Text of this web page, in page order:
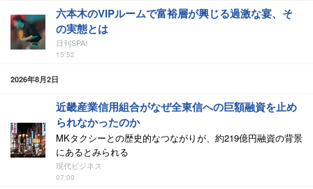
六本木のVIPルームで富裕層が興じる過激な宴、そ
の実態とは
日刊SPA!
15:52
2026年8月2日
近畿産業信用組合がなぜ全東信への巨額融資を止め
られなかったのか
MKタクシーとの歴史的なつながりが、約219億円融資の背景
にあるとみられる
現代ビジネス
07:00